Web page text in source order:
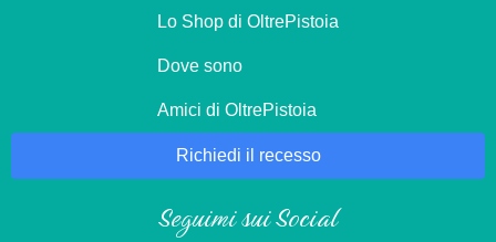
Lo Shop di OltrePistoia
Dove sono
Amici di OltrePistoia
Richiedi il recesso
Seguimi sui Social